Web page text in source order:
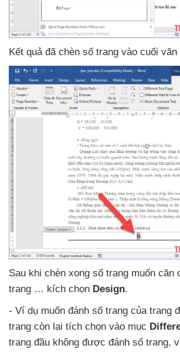
Kết quả đã chèn số trang vào cuối văn
Sau khi chèn xong số trang muốn căn
trang … kích chọn Design.
- Ví dụ muốn đánh số trang của trang
trang còn lại tích chọn vào mục
trang đầu không được đánh số trang,